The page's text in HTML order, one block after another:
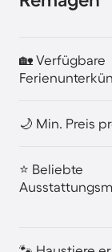
🏡 Verfügbare
🌙 Min. Preis
⭐ Beliebte